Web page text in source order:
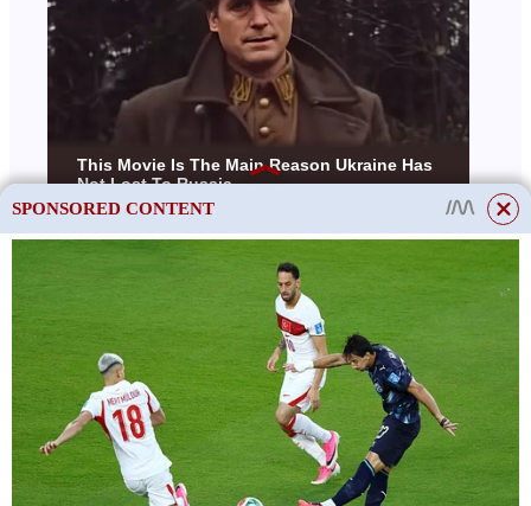
SPONSORED CONTENT